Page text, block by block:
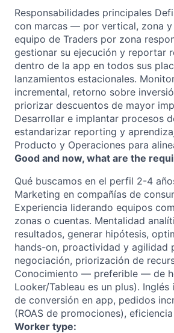
Responsabilidades principales
con marcas — por vertical, zona
equipo de Traders por zona
gestionar su ejecución y reportar
dentro de la app en todos sus
lanzamientos estacionales.
incremental, retorno sobre
priorizar descuentos de mayor
Desarrollar e implantar procesos
estandarizar reporting y
Producto y Operaciones para
Good and now, what are the
Qué buscamos en el perfil 2-4
Marketing en compañías de
Experiencia liderando equipos
zonas o cuentas. Mentalidad
resultados, generar hipótesis,
hands-on, proactividad y agilidad
negociación, priorización de
Conocimiento — preferible — de
Looker/Tableau es un plus).
de conversión en app, pedidos
(ROAS de promociones),
Worker type: